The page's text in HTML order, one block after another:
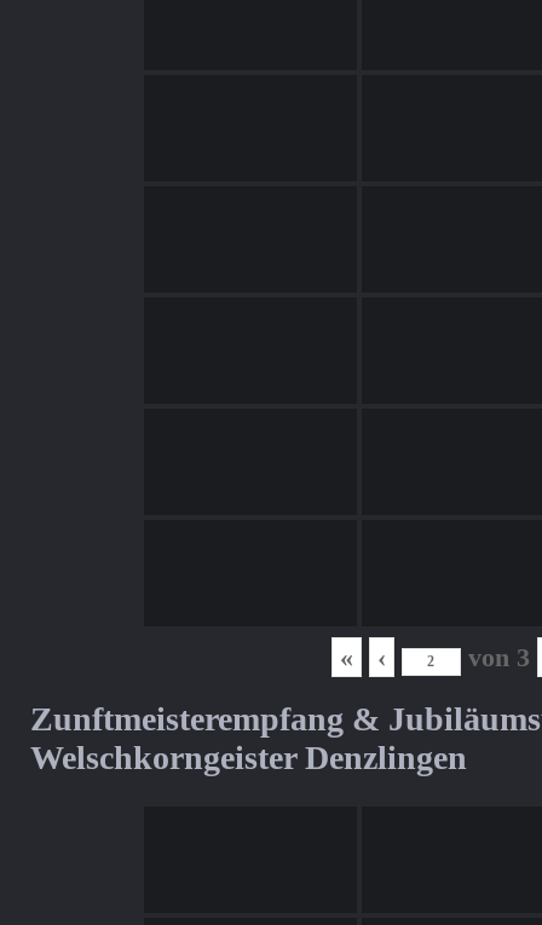
« ‹ von 3
Zunftmeisterempfang &
Welschkorngeister Denzlingen